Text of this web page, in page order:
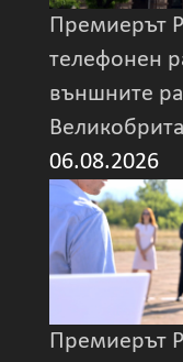
Премиерът
телефонен
външните
06.08.2026
Премиерът